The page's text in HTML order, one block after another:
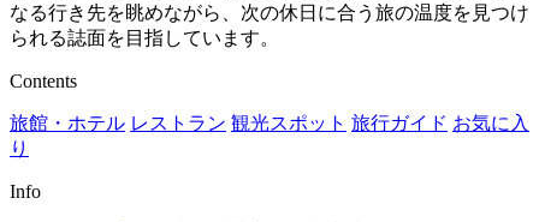
なる行き先を眺めながら、次の休日に合う旅の温度を見つけ
られる誌面を目指しています。
Contents
旅館・ホテル レストラン 観光スポット 旅行ガイド お気に入
り
Info